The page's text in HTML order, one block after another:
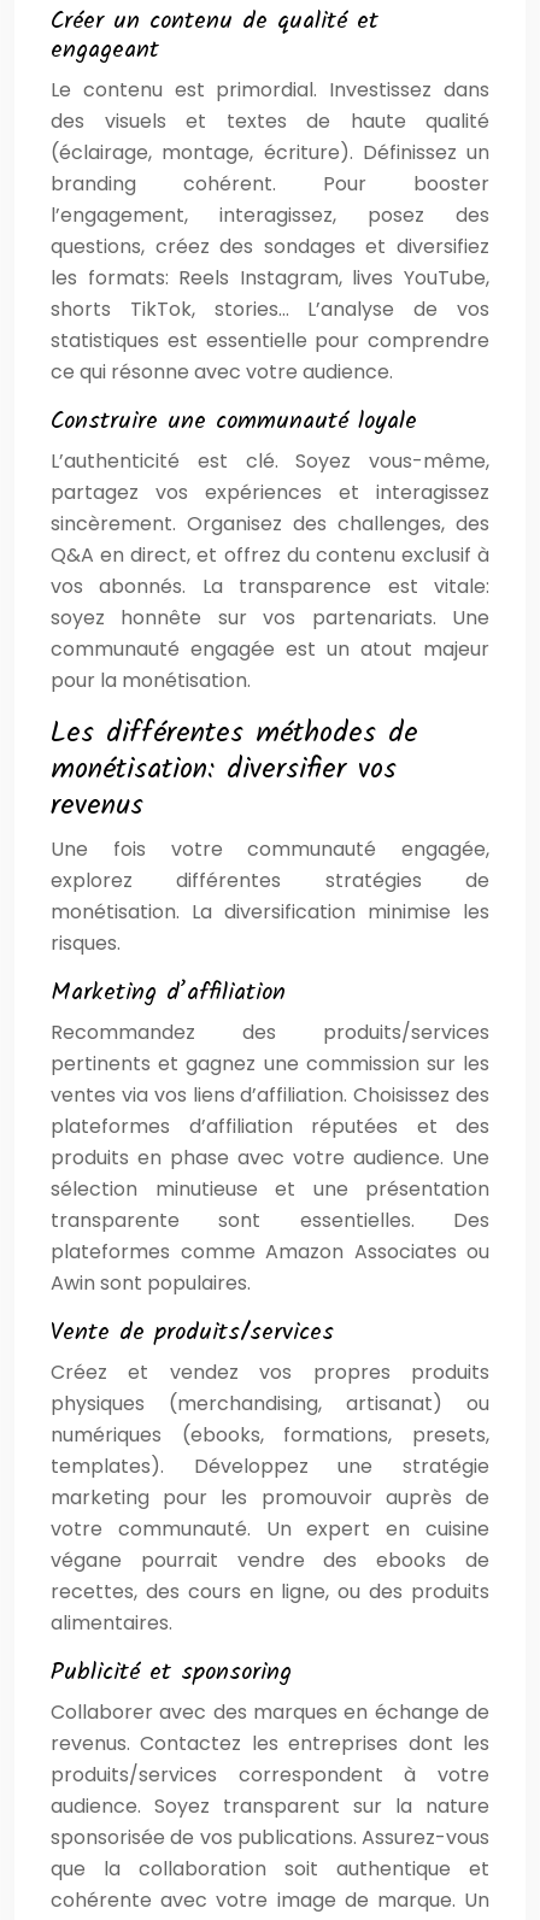
Créer un contenu de qualité et
engageant
Le contenu est primordial. Investissez dans
des visuels et textes de haute qualité
(éclairage, montage, écriture). Définissez un
branding cohérent. Pour booster
l’engagement, interagissez, posez des
questions, créez des sondages et diversifiez
les formats: Reels Instagram, lives YouTube,
shorts TikTok, stories… L’analyse de vos
statistiques est essentielle pour comprendre
ce qui résonne avec votre audience.
Construire une communauté loyale
L’authenticité est clé. Soyez vous-même,
partagez vos expériences et interagissez
sincèrement. Organisez des challenges, des
Q&A en direct, et offrez du contenu exclusif à
vos abonnés. La transparence est vitale:
soyez honnête sur vos partenariats. Une
communauté engagée est un atout majeur
pour la monétisation.
Les différentes méthodes de
monétisation: diversifier vos
revenus
Une fois votre communauté engagée,
explorez différentes stratégies de
monétisation. La diversification minimise les
risques.
Marketing d’affiliation
Recommandez des produits/services
pertinents et gagnez une commission sur les
ventes via vos liens d’affiliation. Choisissez des
plateformes d’affiliation réputées et des
produits en phase avec votre audience. Une
sélection minutieuse et une présentation
transparente sont essentielles. Des
plateformes comme Amazon Associates ou
Awin sont populaires.
Vente de produits/services
Créez et vendez vos propres produits
physiques (merchandising, artisanat) ou
numériques (ebooks, formations, presets,
templates). Développez une stratégie
marketing pour les promouvoir auprès de
votre communauté. Un expert en cuisine
végane pourrait vendre des ebooks de
recettes, des cours en ligne, ou des produits
alimentaires.
Publicité et sponsoring
Collaborer avec des marques en échange de
revenus. Contactez les entreprises dont les
produits/services correspondent à votre
audience. Soyez transparent sur la nature
sponsorisée de vos publications. Assurez-vous
que la collaboration soit authentique et
cohérente avec votre image de marque. Un